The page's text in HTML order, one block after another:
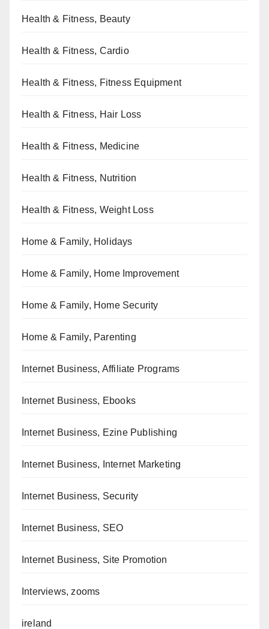
Health & Fitness, Beauty
Health & Fitness, Cardio
Health & Fitness, Fitness Equipment
Health & Fitness, Hair Loss
Health & Fitness, Medicine
Health & Fitness, Nutrition
Health & Fitness, Weight Loss
Home & Family, Holidays
Home & Family, Home Improvement
Home & Family, Home Security
Home & Family, Parenting
Internet Business, Affiliate Programs
Internet Business, Ebooks
Internet Business, Ezine Publishing
Internet Business, Internet Marketing
Internet Business, Security
Internet Business, SEO
Internet Business, Site Promotion
Interviews, zooms
ireland